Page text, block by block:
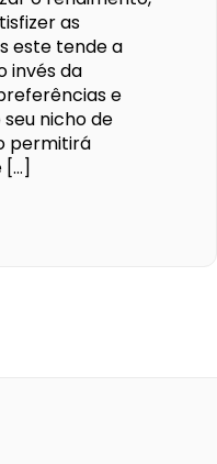
as
este tende a
invés da
e
nicho de
permitirá
[…]